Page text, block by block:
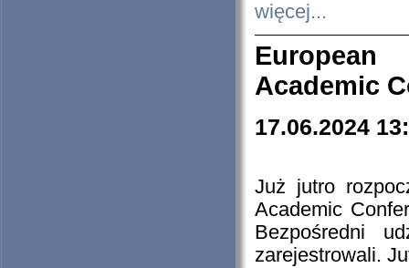
więcej...
European
Academic
17.06.2024
Już jutro
Academic
Bezpośredni
zarejestrowali.